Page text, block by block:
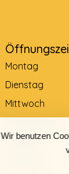
Wir benutzen
Montag
Dienstag
Mittwoch
Freitag